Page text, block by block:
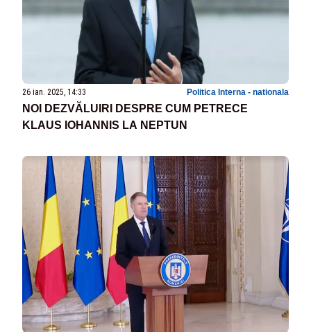
26 ian. 2025, 14:33 Politica Interna - nationala
NOI DEZVĂLUIRI DESPRE CUM PETRECE
KLAUS IOHANNIS LA NEPTUN